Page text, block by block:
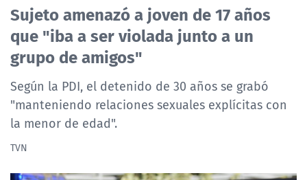
CASTING MASTERCHEF CHILE
CASTING TVN VERTICAL
TVN VERTICAL
TVN PLAY
PROGRAMAS
Sujeto amenazó a joven de 17 años
que "iba a ser violada junto a un
grupo de amigos"
Según la PDI, el detenido de 30 años se grabó
"manteniendo relaciones sexuales explícitas con
la menor de edad".
TVN